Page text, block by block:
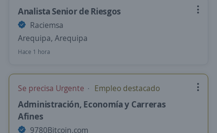
Analista Senior de Riesgos
Raciemsa
Arequipa, Arequipa
Hace 1 hora
Se precisa Urgente Empleo destacado
Administración, Economía y Carreras
Afines
9780Bitcoin.com